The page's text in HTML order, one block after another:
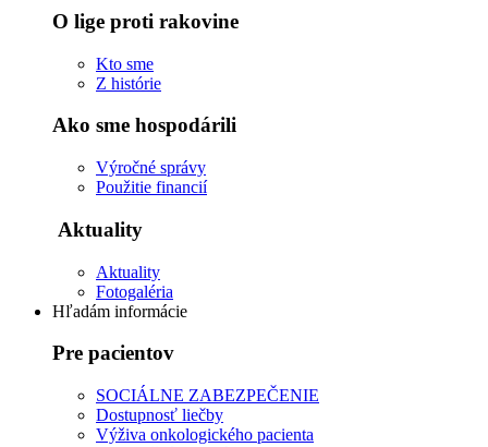
O lige proti rakovine
Kto sme
Z histórie
Ako sme hospodárili
Výročné správy
Použitie financií
Aktuality
Aktuality
Fotogaléria
Hľadám informácie
Pre pacientov
SOCIÁLNE ZABEZPEČENIE
Dostupnosť liečby
Výživa onkologického pacienta